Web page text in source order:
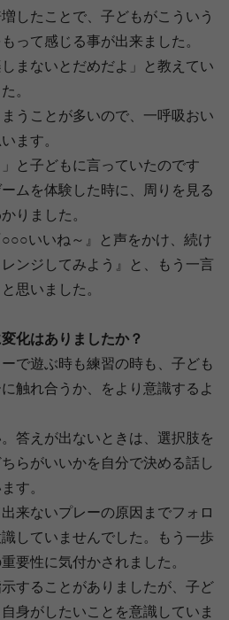
したことで、子どもがこういう
って感じる事が出来ました。
まないとだめだよ」と教えてい
。
うことが多いので、一呼吸おい
ます。
と子どもに言っていたのです
ムを体験した時に、周りを見る
りました。
○○○いいね～』と声をかけ、続け
ンジしてみよう』と、もう一言
思いました。
化はありましたか？
で遊ぶ時も練習の時も、子ども
触れ合うか、をより意識するよ
答えが出ないときは、選択肢を
らがいいかを自分で決める話し
す。
来ないプレーの原因までフォロ
していませんでした。もう一歩
要性に気付かされました。
することがありましたが、子ど
身がしたいことを意識していま